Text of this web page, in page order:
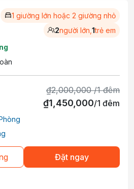
1 giường lớn hoặc 2 giường nhỏ
2người lớn, 1trẻ em
₫2,000,000 /1 đêm
₫1,450,000/1 đêm
Đặt ngay